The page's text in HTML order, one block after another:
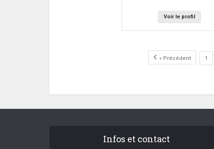
Voir le profil
« Précédent 1
Infos et contact